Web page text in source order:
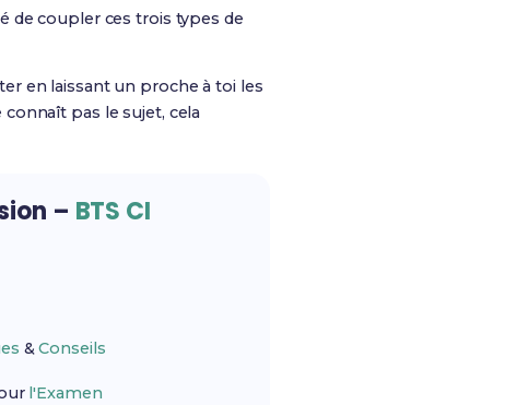
de coupler ces trois types de
en laissant un proche à toi les
pas le sujet, cela
– BTS CI
&Conseils
l'Examen